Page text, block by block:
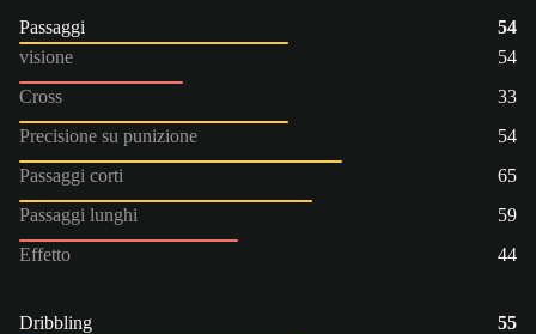
Passaggi
54
visione
54
Cross
33
Precisione su punizione
54
Passaggi corti
65
Passaggi lunghi
59
Effetto
44
Dribbling
55